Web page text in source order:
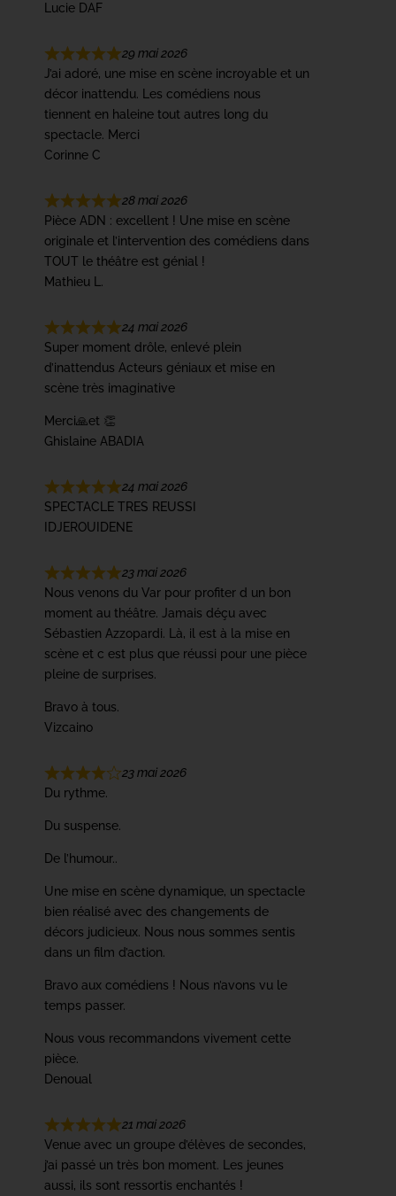
Lucie DAF
29 mai 2026
J’ai adoré, une mise en scène incroyable et un
décor inattendu. Les comédiens nous
tiennent en haleine tout autres long du
spectacle. Merci
Corinne C
28 mai 2026
Pièce ADN : excellent ! Une mise en scène
originale et l’intervention des comédiens dans
TOUT le théâtre est génial !
Mathieu L.
24 mai 2026
Super moment drôle, enlevé plein
d’inattendus Acteurs géniaux et mise en
scène très imaginative
Merci🙏et 👏
Ghislaine ABADIA
24 mai 2026
SPECTACLE TRES REUSSI
IDJEROUIDENE
23 mai 2026
Nous venons du Var pour profiter d un bon
moment au théâtre. Jamais déçu avec
Sébastien Azzopardi. Là, il est à la mise en
scène et c est plus que réussi pour une pièce
pleine de surprises.
Bravo à tous.
Vizcaino
23 mai 2026
Du rythme.
Du suspense.
De l’humour..
Une mise en scène dynamique, un spectacle
bien réalisé avec des changements de
décors judicieux. Nous nous sommes sentis
dans un film d’action.
Bravo aux comédiens ! Nous n’avons vu le
temps passer.
Nous vous recommandons vivement cette
pièce.
Denoual
21 mai 2026
Venue avec un groupe d’élèves de secondes,
j’ai passé un très bon moment. Les jeunes
aussi, ils sont ressortis enchantés !